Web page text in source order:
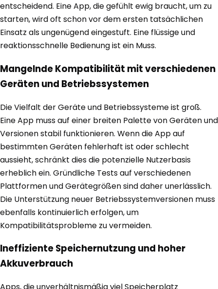
entscheidend. Eine App, die gefühlt ewig braucht, um zu
starten, wird oft schon vor dem ersten tatsächlichen
Einsatz als ungenügend eingestuft. Eine flüssige und
reaktionsschnelle Bedienung ist ein Muss.
Mangelnde Kompatibilität mit verschiedenen
Geräten und Betriebssystemen
Die Vielfalt der Geräte und Betriebssysteme ist groß.
Eine App muss auf einer breiten Palette von Geräten und
Versionen stabil funktionieren. Wenn die App auf
bestimmten Geräten fehlerhaft ist oder schlecht
aussieht, schränkt dies die potenzielle Nutzerbasis
erheblich ein. Gründliche Tests auf verschiedenen
Plattformen und Gerätegrößen sind daher unerlässlich.
Die Unterstützung neuer Betriebssystemversionen muss
ebenfalls kontinuierlich erfolgen, um
Kompatibilitätsprobleme zu vermeiden.
Ineffiziente Speichernutzung und hoher
Akkuverbrauch